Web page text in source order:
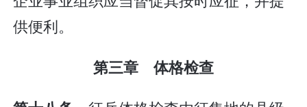
供便利。
第三章 体格检查